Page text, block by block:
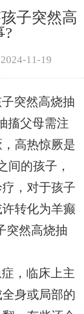
子突然高
?
11-19
突然高烧抽
搐父母需注
高热惊厥是
间的孩子，
，对于孩子
转化为羊癫
突然高烧抽
，临床上主
身或局部的